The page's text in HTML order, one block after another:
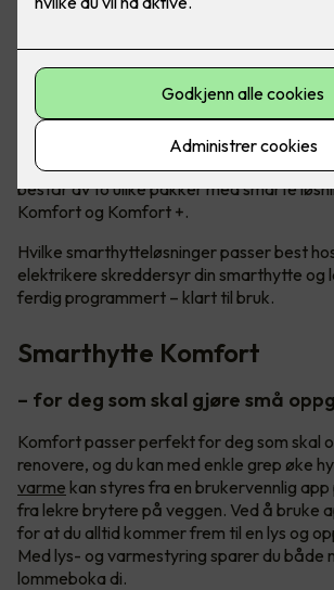
Moderne teknologi kan ta
Micro Matic har nå lansert Smarthytte –
består av to ulike pakker med smarte
Komfort og Komfort +.
Hvilke smarthytteløsninger passer best
elektrikere skreddersyr din smarthytte og
ferdig programmert – klart til bruk.
Smarthytte Komfort
– for deg som skal gjøre små
Komfort passer perfekt for deg som skal
renovere, og du kan med enkle grep øke
varme kan styres fra en brukervennlig
fra lekre brytere på veggen. Ved å bruke
for at du alltid kommer frem til en lys og
Med lys- og varmestyring sparer du både
lommeboka di.